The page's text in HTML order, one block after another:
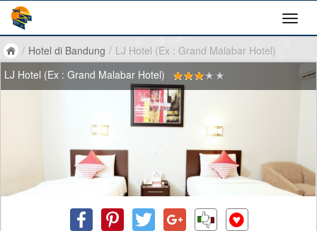
/ Hotel di Bandung / LJ Hotel (Ex : Grand Malabar Hotel)
LJ Hotel (Ex : Grand Malabar Hotel)